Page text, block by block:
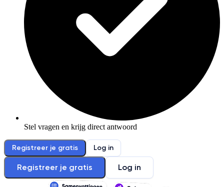
Stel vragen en krijg direct antwoord
Registreer je gratis Log in
Registreer je gratis Log in